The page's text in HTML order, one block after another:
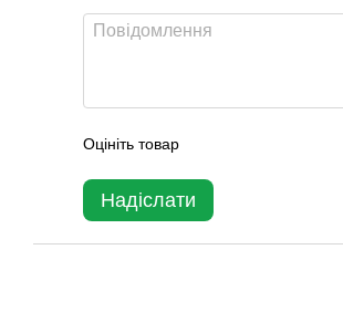
Оцініть товар
Надіслати